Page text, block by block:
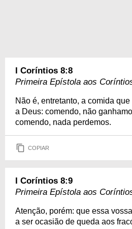
I Coríntios 8:8
Primeira Epístola aos
Não é, entretanto, a comida
a Deus: comendo, não
comendo, nada perdemos.
COPIAR
I Coríntios 8:9
Primeira Epístola aos
Atenção, porém: que essa
a ser ocasião de queda aos